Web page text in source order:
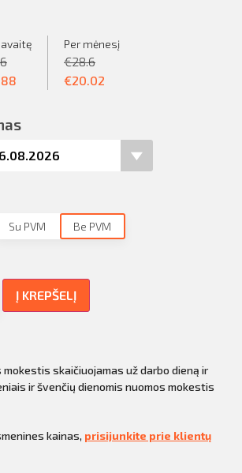
Per mėnesį
€28.6
€20.02
Su PVM Be PVM
Į KREPŠELĮ
skaičiuojamas už darbo dieną ir
ir švenčių dienomis nuomos mokestis
kainas, prisijunkite prie klientų